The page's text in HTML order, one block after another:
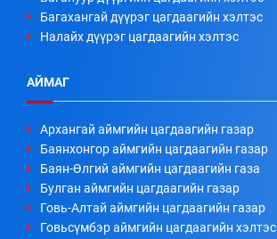
Багахангай дүүрэг цагдаагийн хэлтэс
Налайх дүүрэг цагдаагийн хэлтэс
АЙМАГ
Архангай аймгийн цагдаагийн газар
Баянхонгор аймгийн цагдаагийн газар
Баян-Өлгий аймгийн цагдаагийн газа
Булган аймгийн цагдаагийн газар
Говь-Алтай аймгийн цагдаагийн газар
Говьсүмбэр аймгийн цагдаагийн хэлтэс